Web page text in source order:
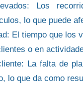
: Los
, lo que puede
: El tiempo que los
o en
: La falta de
, lo que da como